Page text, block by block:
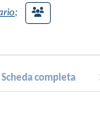
;
Scheda completa